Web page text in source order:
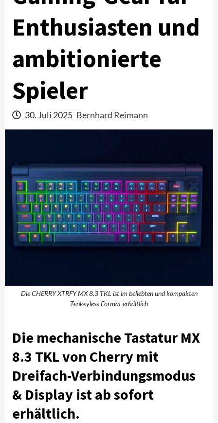
Enthusiasten und
ambitionierte
Spieler
30. Juli 2025 Bernhard Reimann
Die CHERRY XTRFY MX 8.3 TKL ist im beliebten und kompakten
Tenkeyless-Format erhältlich
Die mechanische Tastatur MX
8.3 TKL von Cherry mit
Dreifach-Verbindungsmodus
& Display ist ab sofort
erhältlich.